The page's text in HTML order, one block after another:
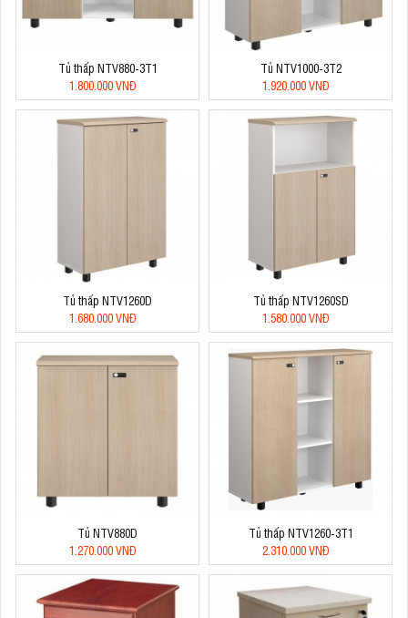
Tủ thấp NTV880-3T1
1.800.000 VNĐ
Tủ NTV1000-3T2
1.920.000 VNĐ
Tủ thấp NTV1260D
1.680.000 VNĐ
Tủ thấp NTV1260SD
1.580.000 VNĐ
Tủ NTV880D
1.270.000 VNĐ
Tủ thấp NTV1260-3T1
2.310.000 VNĐ